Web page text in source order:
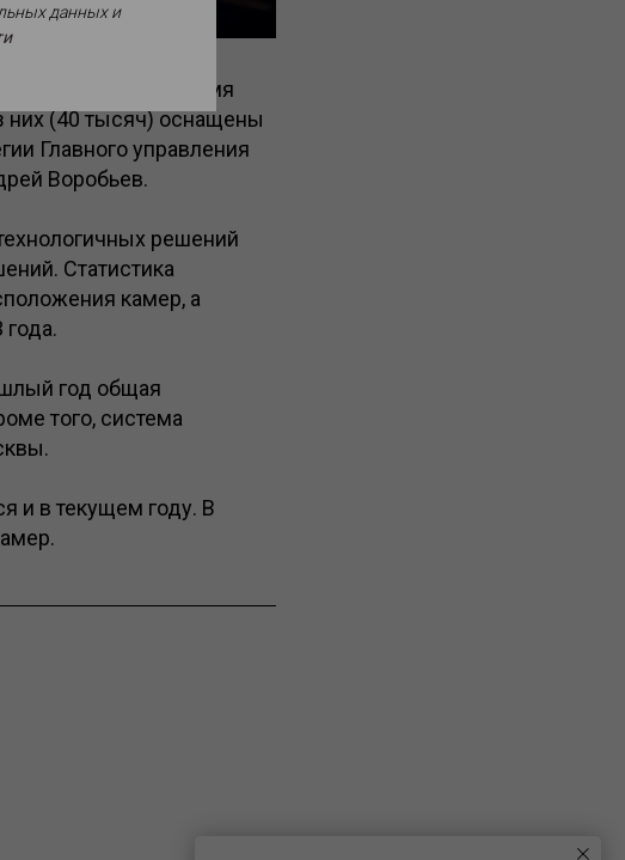
в настоящее время
них (40 тысяч) оснащены
Главного управления
Воробьев.
решений
Статистика
камер, а
год общая
того, система
и в текущем году. В
данных и